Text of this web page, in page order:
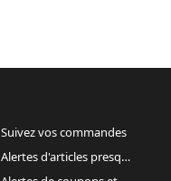
Suivez vos commandes
Alertes d'articles presque épuisés